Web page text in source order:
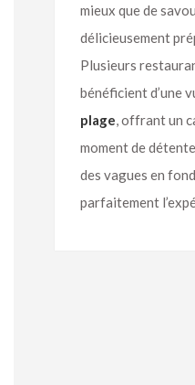
mieux que de
délicieusement
Plusieurs
bénéficient d’une
plage, offrant un
moment de
des vagues en
parfaitement